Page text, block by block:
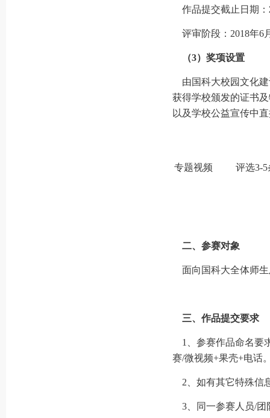
作品提交截止日期：
评审阶段：2018年6
（3）奖项设置
由国科大校园文化建
获得学校颁发的证书
以及学校公益宣传中
专题视频 评选3-5
二、参赛对象
面向国科大全体师生
三、作品提交要求
1、参赛作品命名要
赛/微视频+果壳+电话
2、如有其它特殊信
3、同一参赛人员/团